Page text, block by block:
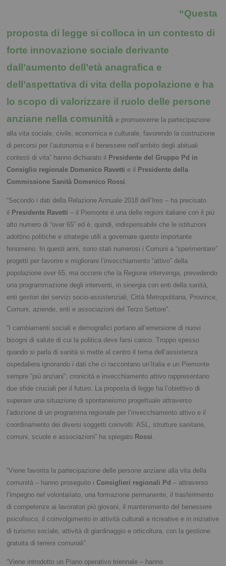
“Questa
proposta di legge si colloca in un contesto di
forte innovazione sociale derivante
dall’aumento dell’età anagrafica e
dell’aspettativa di vita della popolazione e ha
lo scopo di valorizzare il ruolo delle persone
anziane nella comunità e promuoverne la partecipazione
alla vita sociale, civile, economica e culturale, favorendo la costruzione
di percorsi per l’autonomia e il benessere nell’ambito degli abituali
contesti di vita” hanno dichiarato il
Presidente del Gruppo Pd in
Consiglio regionale Domenico Ravetti e il
Presidente della
Commissione Sanità Domenico Rossi.
“Secondo i dati della Relazione Annuale 2018 dell’Ires – ha precisato
il
Presidente Ravetti – il Piemonte è una delle regioni italiane con il più
alto numero di “over 65” ed è, quindi, indispensabile che le istituzioni
adottino politiche e strategie utili a governare questo importante
fenomeno. In questi anni, sono stati numerosi i Comuni a “sperimentare”
progetti per favorire e migliorare l’invecchiamento “attivo” della
popolazione over 65, ma occorre che la Regione intervenga, prevedendo
una programmazione degli interventi, in sinergia con enti della sanità,
enti gestori dei servizi socio-assistenziali, Città Metropolitana, Province,
Comuni, aziende, enti e associazioni del Terzo Settore”.
“I cambiamenti sociali e demografici portano all’emersione di nuovi
bisogni di salute di cui la politica deve farsi carico. Troppo spesso
quando si parla di sanità si mette al centro il tema dell’assistenza
ospedaliera ignorando i dati che ci raccontano un’Italia e un Piemonte
sempre “più anziani”; cronicità e invecchiamento attivo rappresentano
due sfide cruciali per il futuro. La proposta di legge ha l’obiettivo di
superare una situazione di spontaneismo progettuale attraverso
l’adozione di un programma regionale per l’invecchiamento attivo e il
coordinamento dei diversi soggetti coinvolti: ASL, strutture sanitarie,
comuni, scuole e associazioni” ha spiegato Rossi.
“Viene favorita la partecipazione delle persone anziane alla vita della
comunità – hanno proseguito iConsiglieri regionali Pd – attraverso
l’impegno nel volontariato, una formazione permanente, il trasferimento
di competenze ai lavoratori più giovani, il mantenimento del benessere
psicofisico, il coinvolgimento in attività culturali e ricreative e in iniziative
di turismo sociale, attività di giardinaggio e orticoltura, con la gestione
gratuita di terreni comunali”.
“Viene introdotto un Piano operativo triennale – hanno